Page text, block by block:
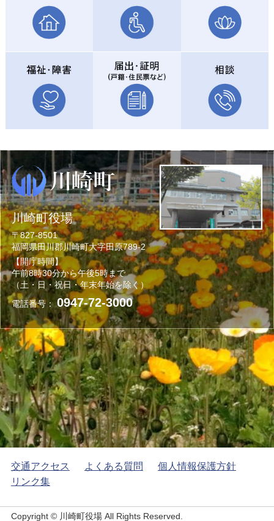
川崎町役場
〒827-8501
福岡県田川郡川崎町大字田原789-2
【開庁時間】
午前8時30分から午後5時まで
（土・日・祝日・年末年始を除く）
電話番号：0947-72-3000
交通アクセス よくある質問
個人情報保護方針
リンク集
Copyright © 川崎町役場 All Rights Reserved.